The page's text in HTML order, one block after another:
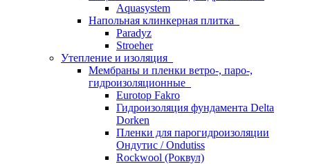
Aquasystem
Напольная клинкерная плитка
Paradyz
Stroeher
Утепление и изоляция
Мембраны и пленки ветро-, паро-,
гидроизоляционные
Eurotop Fakro
Гидроизоляция фундамента Delta
Dorken
Пленки для парогидроизоляции
Ондутис / Ondutiss
Rockwool (Роквул)